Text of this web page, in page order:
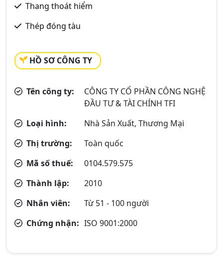
Thang thoát hiểm
Thép đóng tàu
HỒ SƠ CÔNG TY
Tên công ty:
CÔNG TY CỔ PHẦN CÔNG NGHỆ
ĐẦU TƯ & TÀI CHÍNH TFI
Loại hình:
Nhà Sản Xuất, Thương Mại
Thị trường:
Toàn quốc
Mã số thuế:
0104.579.575
Thành lập:
2010
Nhân viên:
Từ 51 - 100 người
Chứng nhận: ISO 9001:2000